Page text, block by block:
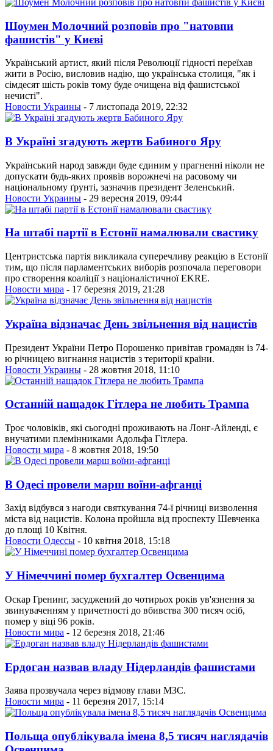
Шоумен Молочний розповів про "натовпи
фашистів" у Києві
Український артист, який після Революції гідності переїхав
жити в Росію, висловив надію, що українська столиця, "як і
сімдесят шість років тому буде очищена від фашистської
нечисті".
Новости Украины - 7 листопада 2019, 22:32
В Україні згадують жертв Бабиного Яру
Український народ завжди буде єдиним у прагненні ніколи не
допускати будь-яких проявів ворожнечі на расовому чи
національному ґрунті, зазначив президент Зеленський.
Новости Украины - 29 вересня 2019, 09:44
На штабі партії в Естонії намалювали свастику
Центристська партія викликала суперечливу реакцію в Естонії
тим, що після парламентських виборів розпочала переговори
про створення коаліції з націоналістичної EKRE.
Новости мира - 17 березня 2019, 21:28
Україна відзначає День звільнення від нацистів
Президент України Петро Порошенко привітав громадян із 74-
ю річницею вигнання нацистів з території країни.
Новости Украины - 28 жовтня 2018, 11:10
Останній нащадок Гітлера не любить Трампа
Троє чоловіків, які сьогодні проживають на Лонг-Айленді, є
внучатими племінниками Адольфа Гітлера.
Новости мира - 8 жовтня 2018, 19:50
В Одесі провели марш воїни-афганці
Захід відбувся з нагоди святкування 74-ї річниці визволення
міста від нацистів. Колона пройшла від проспекту Шевченка
до площі 10 Квітня.
Новости Одессы - 10 квітня 2018, 15:18
У Німеччині помер бухгалтер Освенцима
Оскар Гренинг, засуджений до чотирьох років ув'язнення за
звинуваченням у причетності до вбивства 300 тисяч осіб,
помер у віці 96 років.
Новости мира - 12 березня 2018, 21:46
Ердоган назвав владу Нідерландів фашистами
Заява прозвучала через відмову глави МЗС.
Новости мира - 11 березня 2017, 15:14
Польща опублікувала імена 8,5 тисяч наглядачів